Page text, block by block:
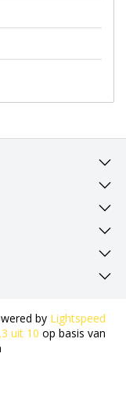
by Lightspeed
uit 10 op basis van